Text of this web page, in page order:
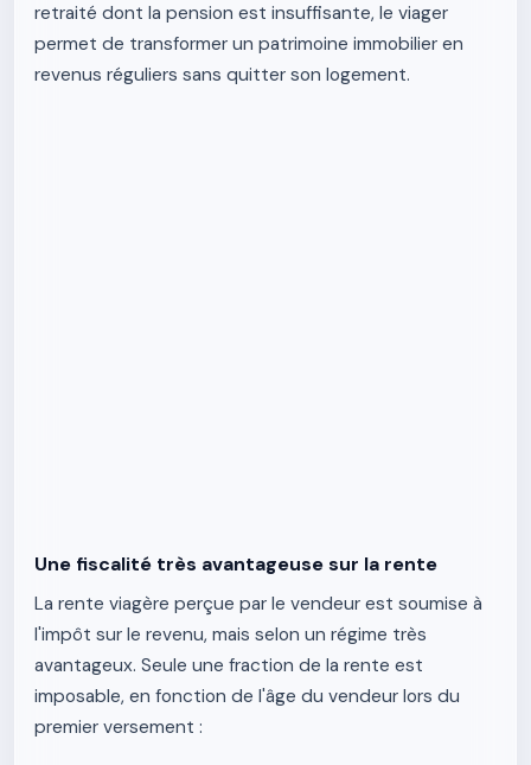
retraité dont la pension est insuffisante, le viager
permet de transformer un patrimoine immobilier en
revenus réguliers sans quitter son logement.
Une fiscalité très avantageuse sur la rente
La rente viagère perçue par le vendeur est soumise à
l'impôt sur le revenu, mais selon un régime très
avantageux. Seule une fraction de la rente est
imposable, en fonction de l'âge du vendeur lors du
premier versement :